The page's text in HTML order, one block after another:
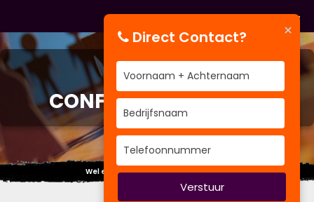
CURSUS
CONFLICTHANTERING
Wel eens gedacht aan: IKKE IKKE IKKE...
×
Direct Contact?
Verstuur